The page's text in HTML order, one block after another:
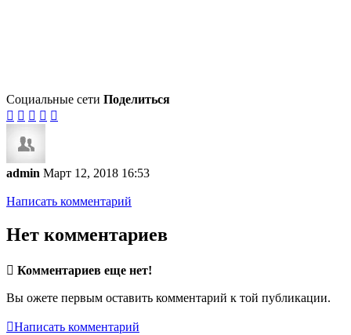
Социальные сети Поделиться
    
admin Март 12, 2018 16:53
Написать комментарий
Нет комментариев
 Комментариев еще нет!
Вы ожете первым оставить комментарий к той публикации.
Написать комментарий